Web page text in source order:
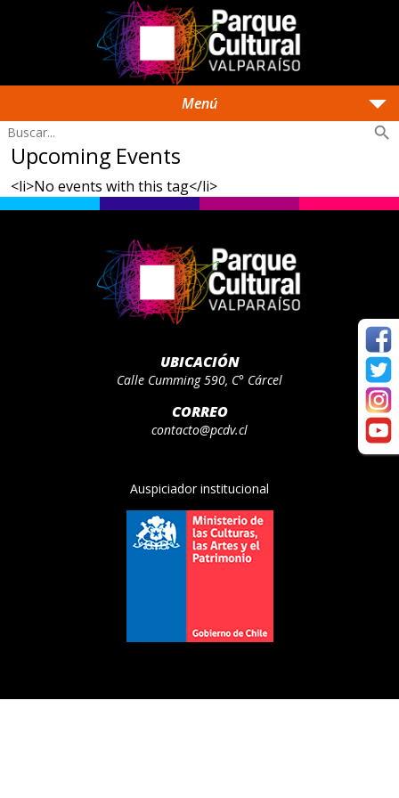
Menú arrow_drop_down
search
Upcoming Events
<li>No events with this tag</li>
UBICACIÓN
Calle Cumming 590, C° Cárcel
CORREO
contacto@pcdv.cl
Auspiciador institucional